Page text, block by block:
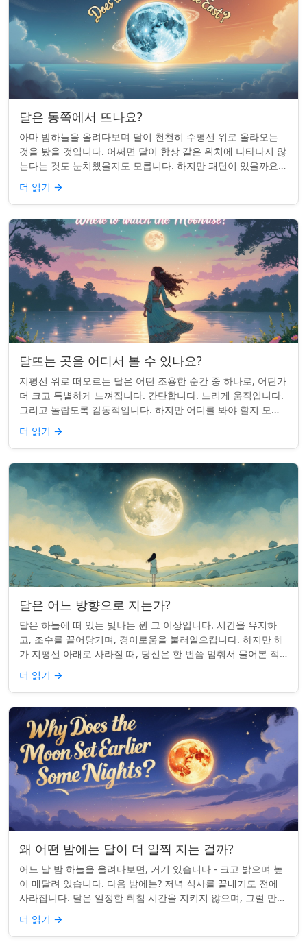
달은 동쪽에서 뜨나요?
아마 밤하늘을 올려다보며 달이 천천히 수평선 위로 올라오는
것을 봤을 것입니다. 어쩌면 달이 항상 같은 위치에 나타나지 않
는다는 것도 눈치챘을지도 모릅니다. 하지만 패턴이 있을까요?
달은 정말 매번 동쪽에서 뜰까요?...
더 읽기 →
달뜨는 곳을 어디서 볼 수 있나요?
지평선 위로 떠오르는 달은 어떤 조용한 순간 중 하나로, 어딘가
더 크고 특별하게 느껴집니다. 간단합니다. 느리게 움직입니다.
그리고 놀랍도록 감동적입니다. 하지만 어디를 봐야 할지 모르
면 잡기 쉽지 않을 수 있습니...
더 읽기 →
달은 어느 방향으로 지는가?
달은 하늘에 떠 있는 빛나는 원 그 이상입니다. 시간을 유지하
고, 조수를 끌어당기며, 경이로움을 불러일으킵니다. 하지만 해
가 지평선 아래로 사라질 때, 당신은 한 번쯤 멈춰서 물어본 적
이 있나요: 그곳은 어디일까? ...
더 읽기 →
왜 어떤 밤에는 달이 더 일찍 지는 걸까?
어느 날 밤 하늘을 올려다보면, 거기 있습니다 - 크고 밝으며 높
이 매달려 있습니다. 다음 밤에는? 저녁 식사를 끝내기도 전에
사라집니다. 달은 일정한 취침 시간을 지키지 않으며, 그럴 만한
좋은 이유가 있습니다. ...
더 읽기 →